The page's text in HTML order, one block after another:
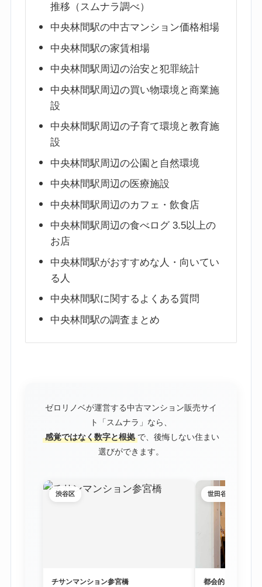
推移（スムナラ調べ）
中央林間駅の中古マンション価格相場
中央林間駅の家賃相場
中央林間駅周辺の治安と犯罪統計
中央林間駅周辺の買い物環境と商業施
設
中央林間駅周辺の子育て環境と教育施
設
中央林間駅周辺の公園と自然環境
中央林間駅周辺の医療施設
中央林間駅周辺のカフェ・飲食店
中央林間駅周辺の食べログ 3.5以上の
お店
中央林間駅がおすすめな人・向いてい
る人
中央林間駅に関するよくある質問
中央林間駅の調査まとめ
ゼロリノベが運営する中古マンション販売サイ
ト「スムナラ」なら、
感覚ではなく数字と根拠 で、後悔しない住まい
選びができます。
渋谷区
チサンマンション参宮橋
世田谷区
都会的な利便性